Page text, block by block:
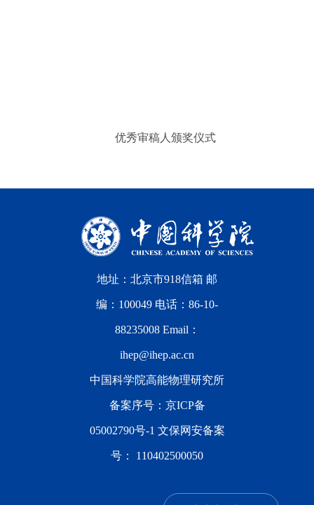
优秀审稿人颁奖仪式
地址：北京市918信箱 邮
编：100049 电话：86-10-
88235008 Email：
ihep@ihep.ac.cn
中国科学院高能物理研究所
备案序号： 京ICP备
05002790号-1 文保网安备案
号： 110402500050